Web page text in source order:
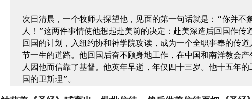
次日清晨，一个牧师去探望他，见面的第一句话就是：“你并不
人！”这两件事情使他想起赴美前的决定：赴美深造后回国作传
回国的计划，入纽约协和神学院攻读，成为一个全职事奉的传
节一生的道路。他回国后奋不顾身地工作，在中国和南洋教会
人因他而信靠了基督。他英年早逝，年仅四十三岁。他十五年
国的卫斯理”。